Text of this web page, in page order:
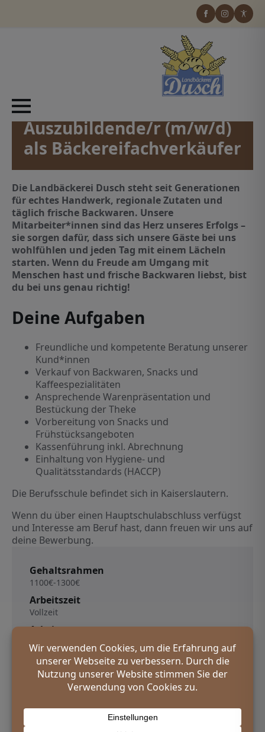
Wir suchen Dich!
Auszubildende/r (m/w/d)
als Bäckereifachverkäufer
Die Landbäckerei Dusch steht seit Generationen
für echtes Handwerk, regionale Zutaten und
täglich frische Backwaren. Unsere
Mitarbeiter*innen sind das Herz unseres Erfolgs –
sie sorgen dafür, dass sich unsere Gäste bei uns
wohlfühlen und jeden Tag mit einem Lächeln
starten. Wenn du Freude am Umgang mit
Menschen hast und frische Backwaren liebst, bist
du bei uns genau richtig!
Deine Aufgaben
Freundliche und kompetente Beratung unserer
Kund*innen
Verkauf von Backwaren, Snacks und
Kaffeespezialitäten
Ansprechende Warenpräsentation und
Bestückung der Theke
Vorbereitung von Snacks und
Frühstücksangeboten
Kassenführung inkl. Abrechnung
Einhaltung von Hygiene- und
Qualitätsstandards (HACCP)
Die Berufsschule befindet sich in Kaiserslautern.
Wenn du über einen Hauptschulabschluss verfügst
und Interesse am Beruf hast, dann freuen wir uns auf
deine Bewerbung.
Gehaltsrahmen
1100€-1300€
Arbeitszeit
Vollzeit
Arbeitsort
Mackenbach, Kreis Kaiserslautern
Veröffentlichungsdatum
8. Dezember 2025